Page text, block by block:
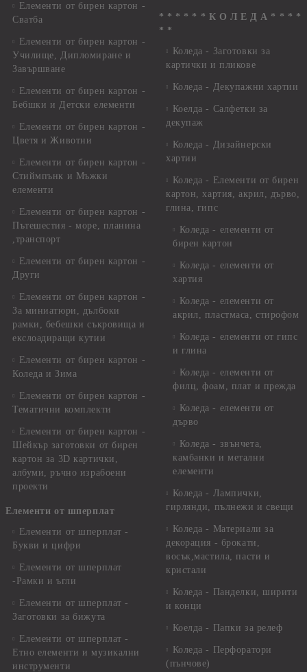
Елементи от бирен картон -
Сватба
Елементи от бирен картон -
Училище, Дипломиране и
Завършване
Елементи от бирен картон -
Бебшки и Детски елементи
Елементи от бирен картон -
Цветя и Животни
Елементи от бирен картон -
Стиймпънк и Мъжки
елементи
Елементи от бирен картон -
Пътешестия - море, планина
,транспорт
Елементи от бирен картон -
Други
Елементи от бирен картон -
За миниатюри, дълбоки
рамки, бебешки съкровища и
екслоадиращи кутии
Елементи от бирен картон -
Коледа и Зима
Елементи от бирен картон -
Тематични комплекти
Елементи от бирен картон -
Шейкър заготовки от бирен
картон за 3D картички,
албуми, ръчно израбоени
проекти
Елементи от шперплат
Елементи от шперплат -
Букви и цифри
Елементи от шперплат
-Рамки и ъгли
Елементи от шперплат -
Заготовки за бижута
Елементи от шперплат -
Етно елементи и музикални
инструменти
* * * * * * К О Л Е Д А * * * *
* *
Коледа - Заготовки за
картички и пликове
Коледа - Декупажни хартии
Коелда - Салфетки за
декупаж
Коледа - Дизайнерски
хартии
Коледа - Eлементи от бирен
картон, хартия, акрил, дърво,
глина, гипс
Коледа - елементи от
бирен картон
Коледа - елементи от
хартия
Коледа - елементи от
акрил, пластмаса, стирофом
Коледа - елементи от гипс
и глина
Коледа - елементи от
филц, фоам, плат и прежда
Коледа - елементи от
дърво
Коледа - звънчета,
камбанки и метални
елементи
Коледа - Лампички,
гирлянди, пълнежи и свещи
Коледа - Материали за
декорация - брокати,
восък,мастила, пасти и
кристали
Коледа - Панделки, ширити
и конци
Коелда - Папки за релеф
Коледа - Перфоратори
(пънчове)